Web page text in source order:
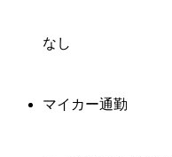
なし
マイカー通勤